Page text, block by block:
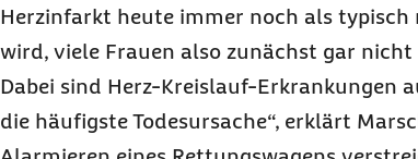
Herzinfarkt heute immer noch als typisch
wird, viele Frauen also zunächst gar
Dabei sind Herz-Kreislauf-Erkrankungen
die häufigste Todesursache“, erklärt